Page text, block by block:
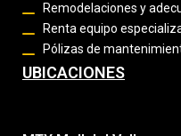
Remodelaciones y
Renta equipo
Pólizas de
UBICACIONES